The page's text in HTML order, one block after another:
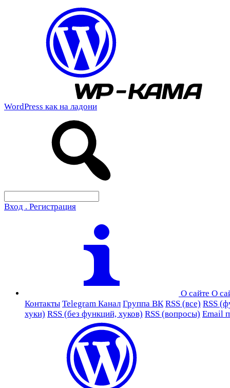
WordPress как на ладони
Вход . Регистрация
О сайте О
Контакты Telegram Канал Группа ВК RSS (все) RSS
хуки) RSS (без функций, хуков) RSS (вопросы) Email